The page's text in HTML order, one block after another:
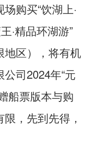
购买“饮湖上·
·精品环湖游”
地区），将有机
司2024年“元
船票版本与购
，先到先得，